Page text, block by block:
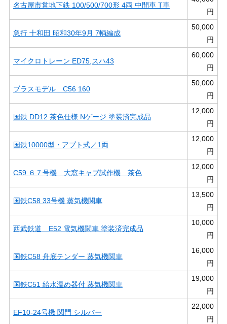
名古屋市営地下鉄 100/500/700形 4両 中間車 T車
円
急行 十和田 昭和30年9月 7輌編成
50,000
円
マイクロトレーン ED75,スハ43
60,000
円
ブラスモデル C56 160
50,000
円
国鉄 DD12 茶色仕様 Nゲージ 塗装済完成品
12,000
円
国鉄10000型・アプト式／1両
12,000
円
C59 ６７号機 大窓キャブ試作機 茶色
12,000
円
国鉄C58 33号機 蒸気機関車
13,500
円
西武鉄道 E52 電気機関車 塗装済完成品
10,000
円
国鉄C58 舟底テンダー 蒸気機関車
16,000
円
国鉄C51 給水温め器付 蒸気機関車
19,000
円
EF10-24号機 関門 シルバー
22,000
円